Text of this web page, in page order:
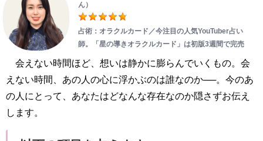
ん）
占術：オラクルカード／今注目の人気YouTuber占い
師。「星の導きオラクルカード」は初版3週間で完売
会えない時間ほど、想いは静かに膨らんでいくもの。会
えない時間、あの人の心に浮かぶのは誰なのか──。今のあ
の人にとって、あなたはどなんな存在なのか隠さずお伝え
します。